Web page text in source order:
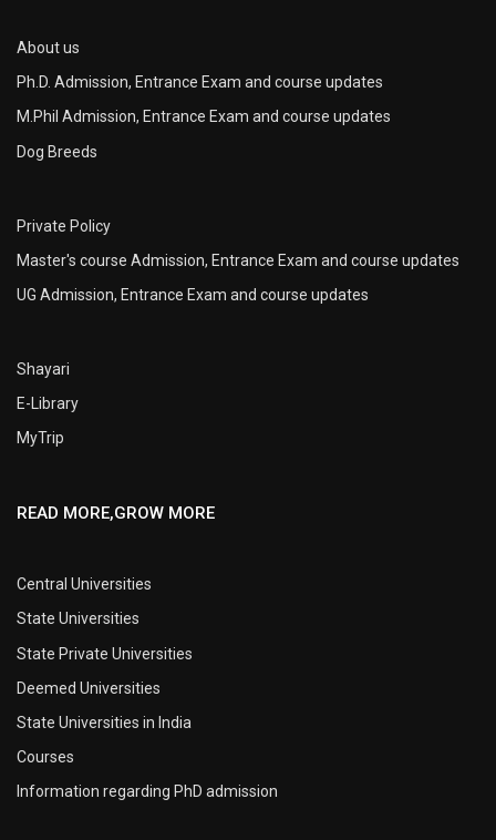
About us
Ph.D. Admission, Entrance Exam and course updates
M.Phil Admission, Entrance Exam and course updates
Dog Breeds
Private Policy
Master's course Admission, Entrance Exam and course updates
UG Admission, Entrance Exam and course updates
Shayari
E-Library
MyTrip
READ MORE,GROW MORE
Central Universities
State Universities
State Private Universities
Deemed Universities
State Universities in India
Courses
Information regarding PhD admission